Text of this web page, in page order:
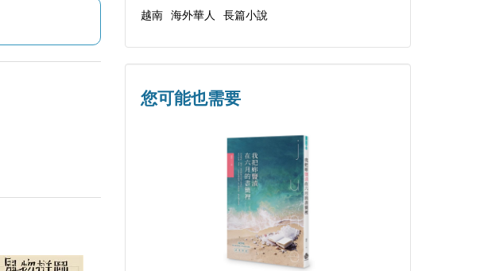
越南 海外華人 長篇小說
您可能也需要